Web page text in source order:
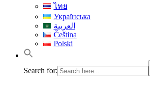
ไทย
Українська
العربية
Čeština
Polski
Search for: